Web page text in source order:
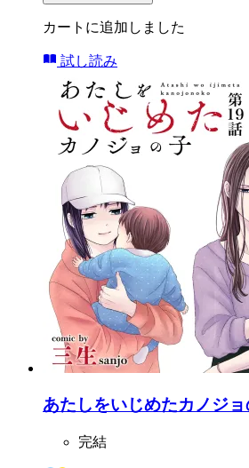
カートに追加しました
試し読み
あたしをいじめたカノジ
完結